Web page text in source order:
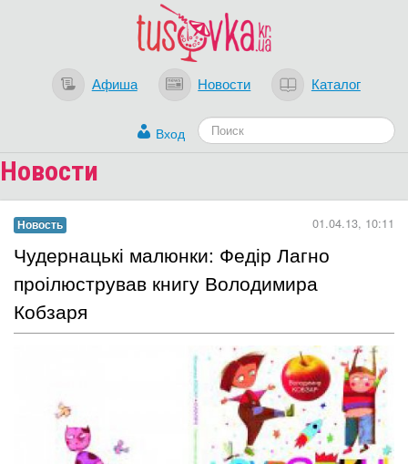
Афиша Новости Каталог
Вход
Новости
Новость 01.04.13, 10:11
Чудернацькі малюнки: Федір Лагно
проілюстрував книгу Володимира
Кобзаря